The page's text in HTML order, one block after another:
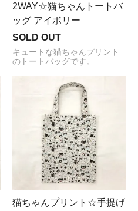
2WAY☆猫ちゃんトートバ
ッグ アイボリー
SOLD OUT
キュートな猫ちゃんプリント
のトートバッグです。
猫ちゃんプリント☆手提げ